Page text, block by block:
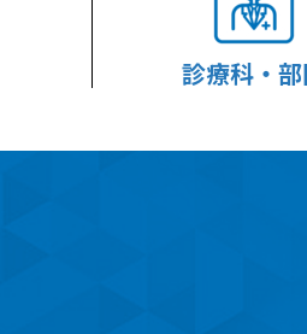
診療科・